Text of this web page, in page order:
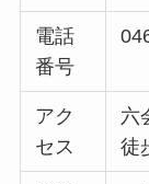
電話
番号
アク
セス
六
徒